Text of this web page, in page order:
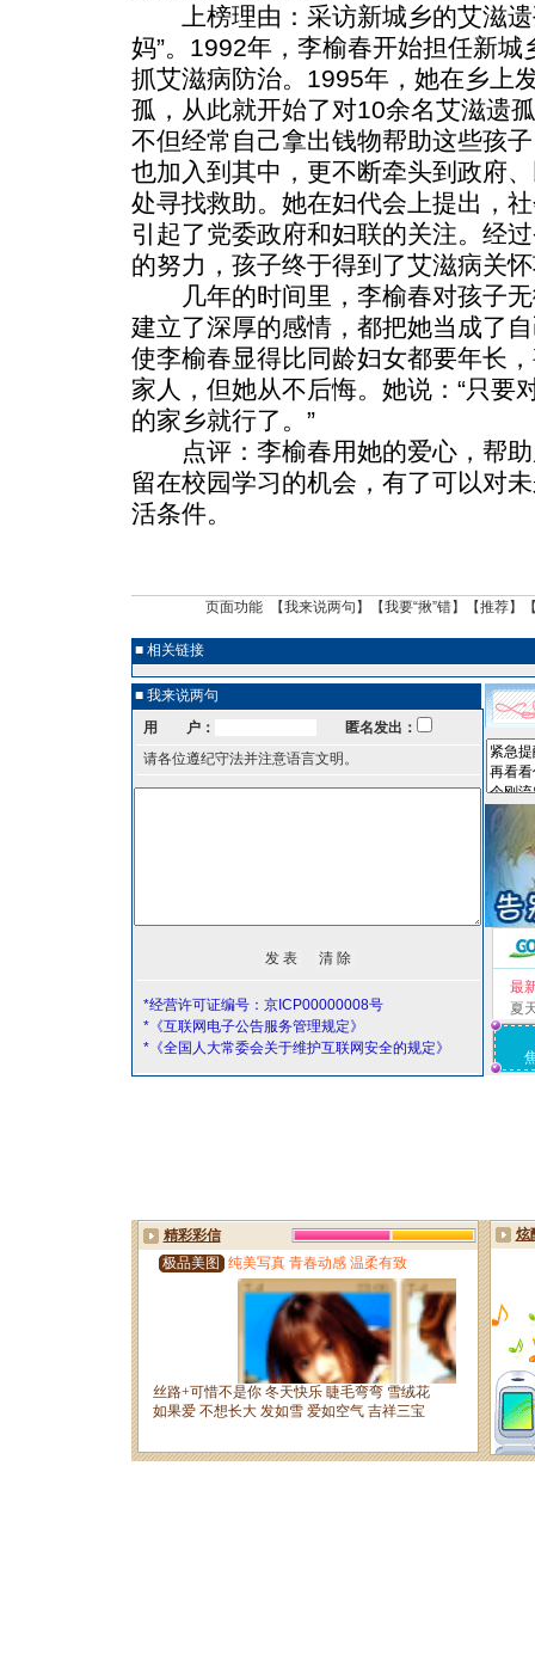
上榜理由：采访新城乡的艾滋遗
妈”。1992年，李榆春开始担任新
抓艾滋病防治。1995年，她在乡上
孤，从此就开始了对10余名艾滋遗
不但经常自己拿出钱物帮助这些孩
也加入到其中，更不断牵头到政府
处寻找救助。她在妇代会上提出，
引起了党委政府和妇联的关注。经
的努力，孩子终于得到了艾滋病关
几年的时间里，李榆春对孩子无
建立了深厚的感情，都把她当成了
使李榆春显得比同龄妇女都要年长
家人，但她从不后悔。她说：“只要
的家乡就行了。”
点评：李榆春用她的爱心，帮助
留在校园学习的机会，有了可以对
活条件。
页面功能 【我来说两句 】【我要“揪”错】【推荐】
■ 相关链接
■ 我来说两句
用 户：
匿名发出：
请各位遵纪守法并注意语言文明。
*经营许可证编号：京ICP00000008号
*《互联网电子公告服务管理规定》
*《全国人大常委会关于维护互联网安全的规定》
最
夏